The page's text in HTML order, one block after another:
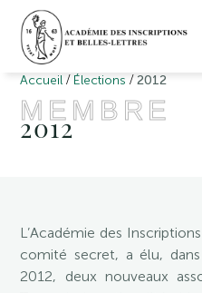
Accueil / Élections /2012
MEMBRE
2012
L’Académie des
comité secret, a élu,
2012, deux nouveaux